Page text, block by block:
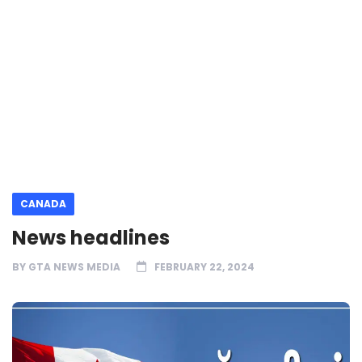
CANADA
News headlines
BY GTA NEWS MEDIA FEBRUARY 22, 2024